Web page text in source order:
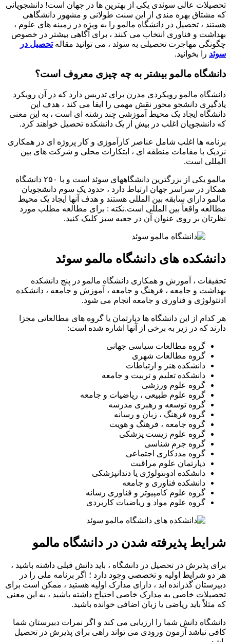
تحصیلات عالی سوئدی یکی از بهترین ها در جهان است! دانشجویانی
که مشتاق بهره مندی از این سنت طولانی و مشهور دانشگاهی
هستند ، تحصیل در دانشگاه مالمو را به ویژه در زمینه های علوم ،
بهداشت و فناوری انتخاب می کنند ، برای آگاهی بیشتر در خصوص
چگونگی مهاجرت تحصیلی به سوئد ، می توانید مقالهتحصیل در
سوئد را بخوانید.
دانشگاه مالمو بیشتر به چه چیزی معروف است؟
دانشگاه مالمو رویکردی مدرن برای تدریس دارد که در آن رویکرد
یادگیری دانشجو محور نقش مهمی را ایفا می کند ، هدف این
دانشگاه ایجاد یک محیط آموزشی چند رشته ای است ، به این معنی
که دانشجویان اغلب در بیش از یک دانشکده تحصیل خواهند کرد.
برنامه ها اغلب شامل عناصر کارآموزی و کار پروژه ای در همکاری
نزدیک با مقامات منطقه ای ، ابتکارات محلی و شرکت های بین
المللی است.
مالمو یکی از بزرگترین دانشگاههای سوئد است و با ۲۵۰ دانشگاه
همکار در سراسر جهان ارتباط دارد ، حدود یک سوم دانشجویان
مالمو دارای سابقه بین المللی هستند و هدف آنها ایجاد یک محیط
مطالعه واقعاً بین المللی است.نکته : برای مطالعه مطلب مورد
نظرتان بر روی عنوان آن در جعبه سبز کلیک کنید.
دانشکده های دانشگاه مالمو سوئد
تحقیقات ، آموزش و همکاری دانشگاه مالمو در پنج دانشکده
بهداشت و جامعه ، فرهنگ و جامعه ، آموزش و جامعه ، دانشکده
ادنتولوژی و فناوری و جامعه انجام می شود.
هر کدام از این دانشگاه ها دپارتمان یا گروه های مطالعاتی مجزا
دارند که در زیر به برخی از آنها اشاره شده است:
گروه مطالعات سیاسی جهانی
گروه مطالعات شهری
دانشکده هنر و ارتباطات
دانشکده تعلیم و تربیت و جامعه
گروه علوم ورزشی
گروه علوم طبیعی ، ریاضیات و جامعه
گروه توسعه و رهبری مدرسه
گروه فرهنگ ، زبان و رسانه
گروه جامعه ، فرهنگ و هویت
گروه علوم زیست پزشکی
گروه جرم شناسی
گروه مددکاری اجتماعی
دپارتمان علوم مراقبت
دانشکده ادونتولوژی یا دندانپزشکی
دانشکده فناوری و جامعه
گروه علوم کامپیوتر و فناوری رسانه
گروه علوم مواد و ریاضیات کاربردی
شرایط پذیرفته شدن در دانشگاه مالمو
برای پذیرش در تحصیل در دانشگاه ، باید دانش قبلی داشته باشید ،
هر دو شرایط اولیه و تخصصی وجود دارد ؛ اگر برنامه ملی را در
دبیرستان گذرانده اید ، دارای مدارک اولیه هستید ، ممکن است برای
تحصیلات خاصی به مدارک خاصی احتیاج داشته باشید ، به این معنی
که مثلاً باید ریاضی یا زبان اضافی خوانده باشید.
دانشگاه دانش شما را ارزیابی می کند و اگر نمرات دبیرستان شما
کافی نباشد آزمون ورودی می تواند راهی برای پذیرش در تحصیل